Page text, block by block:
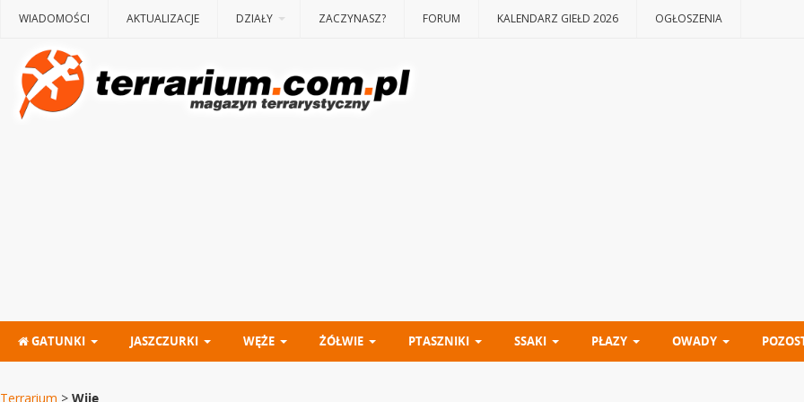
WIADOMOŚCI AKTUALIZACJE DZIAŁY ZACZYNASZ? FORUM KALENDARZ GIEŁD 2026 OGŁOSZENIA
GATUNKI JASZCZURKI WĘŻE ŻÓŁWIE PTASZNIKI SSAKI PŁAZY OWADY
Terrarium > Wije